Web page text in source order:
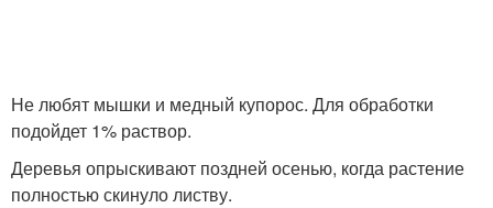
Не любят мышки и медный купорос. Для обработки
подойдет 1% раствор.
Деревья опрыскивают поздней осенью, когда растение
полностью скинуло листву.